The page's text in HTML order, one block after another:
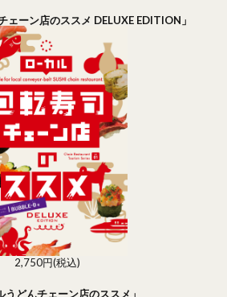
ェーン店のススメ DELUXE EDITION」
2,750円(税込)
うどんチェーン店のススメ」